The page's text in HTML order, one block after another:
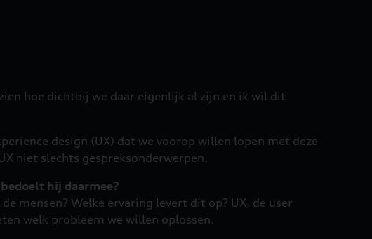
hoe dichtbij we daar eigenlijk al zijn en ik wil dit
design (UX) dat we voorop willen lopen met deze
niet slechts gespreksonderwerpen.
hij daarmee?
mensen? Welke ervaring levert dit op? UX, de user
welk probleem we willen oplossen.